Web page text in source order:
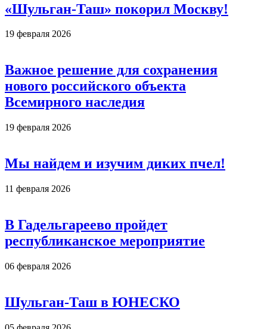
«Шульган-Таш» покорил Москву!
19 февраля 2026
Важное решение для сохранения
нового российского объекта
Всемирного наследия
19 февраля 2026
Мы найдем и изучим диких пчел!
11 февраля 2026
В Гадельгареево пройдет
республиканское мероприятие
06 февраля 2026
Шульган-Таш в ЮНЕСКО